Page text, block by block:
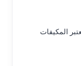
المكيفات